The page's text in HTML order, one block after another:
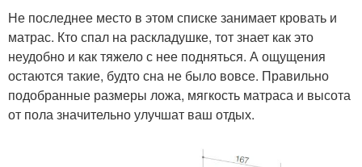
Не последнее место в этом списке занимает кровать и
матрас. Кто спал на раскладушке, тот знает как это
неудобно и как тяжело с нее подняться. А ощущения
остаются такие, будто сна не было вовсе. Правильно
подобранные размеры ложа, мягкость матраса и высота
от пола значительно улучшат ваш отдых.